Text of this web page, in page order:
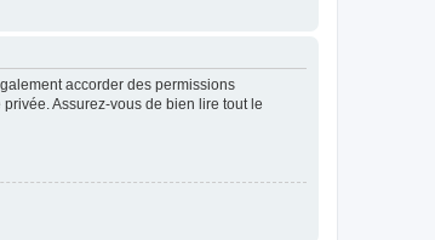
accorder des permissions
Assurez-vous de bien lire tout le